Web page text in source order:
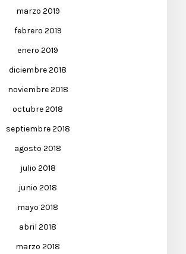
marzo 2019
febrero 2019
enero 2019
diciembre 2018
noviembre 2018
octubre 2018
septiembre 2018
agosto 2018
julio 2018
junio 2018
mayo 2018
abril 2018
marzo 2018